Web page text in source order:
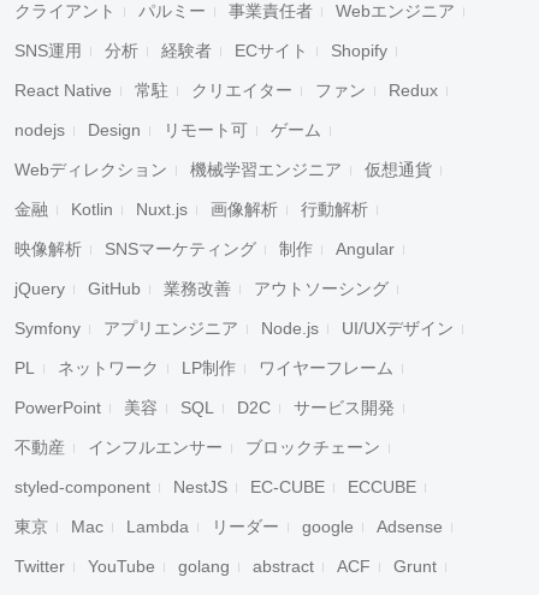
クライアント パルミー 事業責任者 Webエンジニア
SNS運用 分析 経験者 ECサイト Shopify
React Native 常駐 クリエイター ファン Redux
nodejs Design リモート可 ゲーム
Webディレクション 機械学習エンジニア 仮想通貨
金融 Kotlin Nuxt.js 画像解析 行動解析
映像解析 SNSマーケティング 制作 Angular
jQuery GitHub 業務改善 アウトソーシング
Symfony アプリエンジニア Node.js UI/UXデザイン
PL ネットワーク LP制作 ワイヤーフレーム
PowerPoint 美容 SQL D2C サービス開発
不動産 インフルエンサー ブロックチェーン
styled-component NestJS EC-CUBE ECCUBE
東京 Mac Lambda リーダー google Adsense
Twitter YouTube golang abstract ACF Grunt